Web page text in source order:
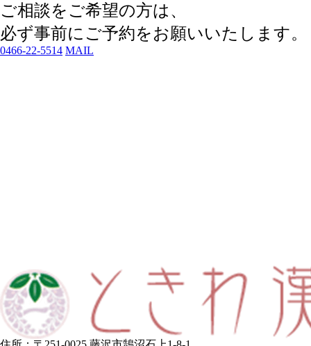
ご相談をご希望の方は、
必ず事前にご予約をお願いいたします。
0466-22-5514 MAIL